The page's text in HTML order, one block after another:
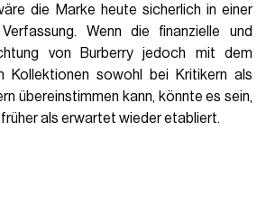
die Marke heute sicherlich in einer
Wenn die finanzielle und
von Burberry jedoch mit dem
Kollektionen sowohl bei Kritikern als
übereinstimmen kann, könnte es sein,
als erwartet wieder etabliert.